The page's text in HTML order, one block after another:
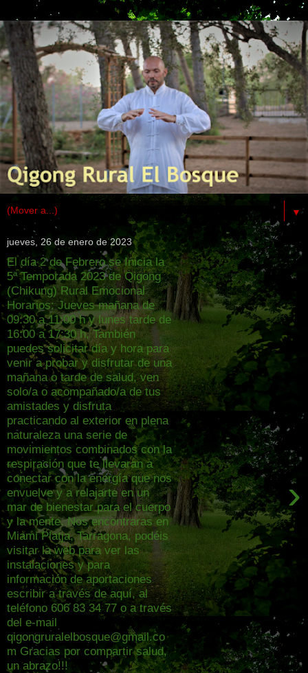
▼
jueves, 26 de enero de 2023
El día 2 de Febrero se Inicia la
5ª Temporada 2023 de Qigong
(Chikung) Rural Emocional
Horarios: Jueves mañana de
09:30 a 11:00 h y lunes tarde de
16:00 a 17:30 h, También
puedes solicitar día y hora para
venir a probar y disfrutar de una
mañana o tarde de salud, ven
solo/a o acompañado/a de tus
amistades y disfruta
practicando al exterior en plena
naturaleza una serie de
movimientos combinados con la
respiración que te llevaran a
conectar con la energía que nos
envuelve y a relajarte en un
mar de bienestar para el cuerpo
y la mente. Nos encontraras en
Miami Platja, Tarragona, podéis
visitar la web para ver las
instalaciones y para
información de aportaciones
escribir a través de aquí, al
teléfono 606 83 34 77 o a través
del e-mail
qigongruralelbosque@gmail.co
m Gracias por compartir salud,
un abrazo!!!
›